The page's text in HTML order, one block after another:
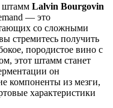
штамм Lalvin Bourgovin
— это
со сложными
стремитесь получить
породистое вино с
этот штамм станет
он
компоненты из мезги,
характеристики